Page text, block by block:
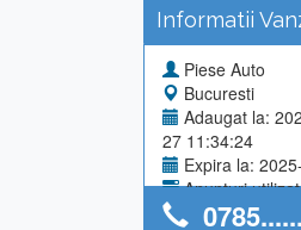
Informatii
Piese Auto
Bucuresti
Adaugat la:
27 11:34:24
Expira la:
Anunturi
0785......